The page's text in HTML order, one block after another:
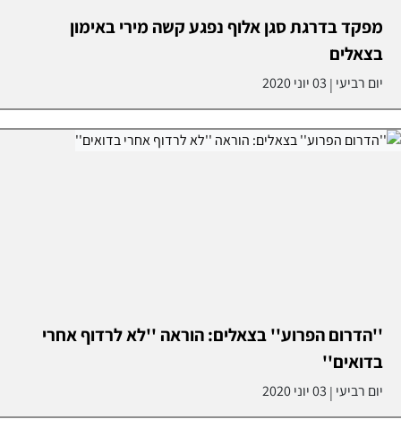
מפקד בדרגת סגן אלוף נפגע קשה מירי באימון
בצאלים
יום רביעי | 03 יוני 2020
''הדרום הפרוע'' בצאלים: הוראה ''לא לרדוף אחרי
בדואים''
יום רביעי | 03 יוני 2020